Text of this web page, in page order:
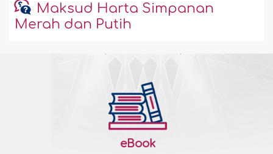
Maksud Harta Simpanan
Merah dan Putih
eBook